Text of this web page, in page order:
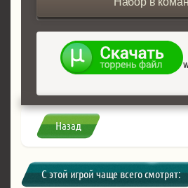
Назад
С этой игрой чаще всего смотрят: